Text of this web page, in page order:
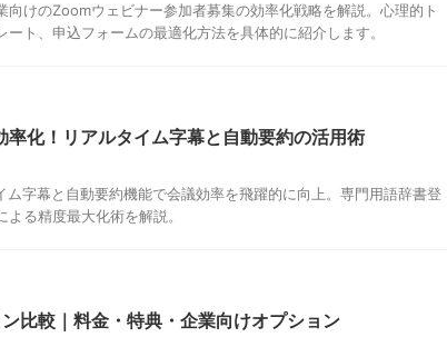
向けのZoomウェビナー参加者募集の効率化戦略を解説。心理的ト
ート、申込フォームの最適化方法を具体的に紹介します。
化！リアルタイム字幕と自動要約の活用術
ム字幕と自動要約機能で会議効率を飛躍的に向上。専門用語辞書登
る精度最大化術を解説。
比較｜料金・特典・企業向けオプション